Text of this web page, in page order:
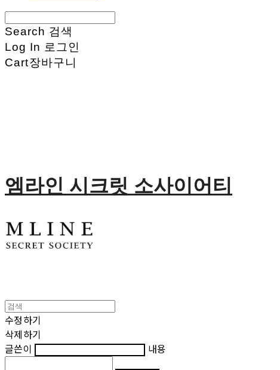
Search 검색
Log In 로그인
Cart장바구니
엠라인 시크릿 소사이어티
수정하기
삭제하기
글쓴이
내용